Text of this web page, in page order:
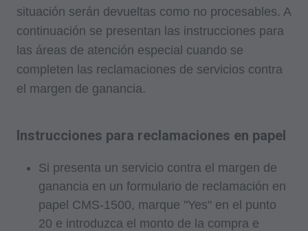
situación serán devueltas como no procesables. A
continuación se presentan las instrucciones para
las áreas de atención especial cuando se
completen las reclamaciones de servicios contra
el margen de ganancia.
Instrucciones para reclamaciones en papel
Si presenta un servicio contra el margen de
ganancia en un formulario de reclamación en
papel CMS-1500, marque "Yes" en el punto
20 e introduzca el monto de la compra e